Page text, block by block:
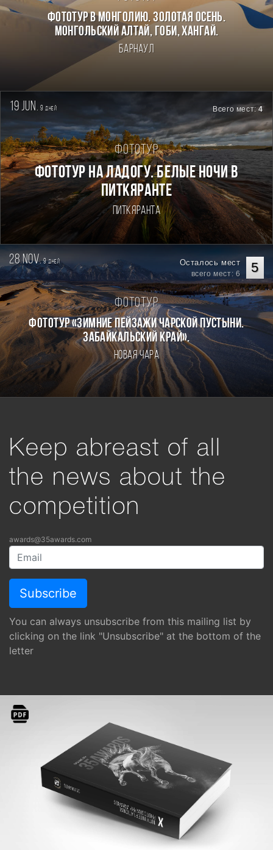
Фототур в Монголию. Золотая осень.
Монгольский Алтай, Гоби, Хангай.
Барнаул
19 jun. 9дней Всего мест:4
Фототур
Фототур на Ладогу. Белые ночи в
Питкяранте
Питкяранта
28 nov.9дней 5
Осталось мест
всего мест: 6
Фототур
Фототур «Зимние пейзажи Чарской пустыни.
Забайкальский край».
Новая Чара
Keep abreast of all
the news about the
competition
awards@35awards.com
You can always unsubscribe from this mailing list by
clicking on the link "Unsubscribe" at the bottom of the
letter